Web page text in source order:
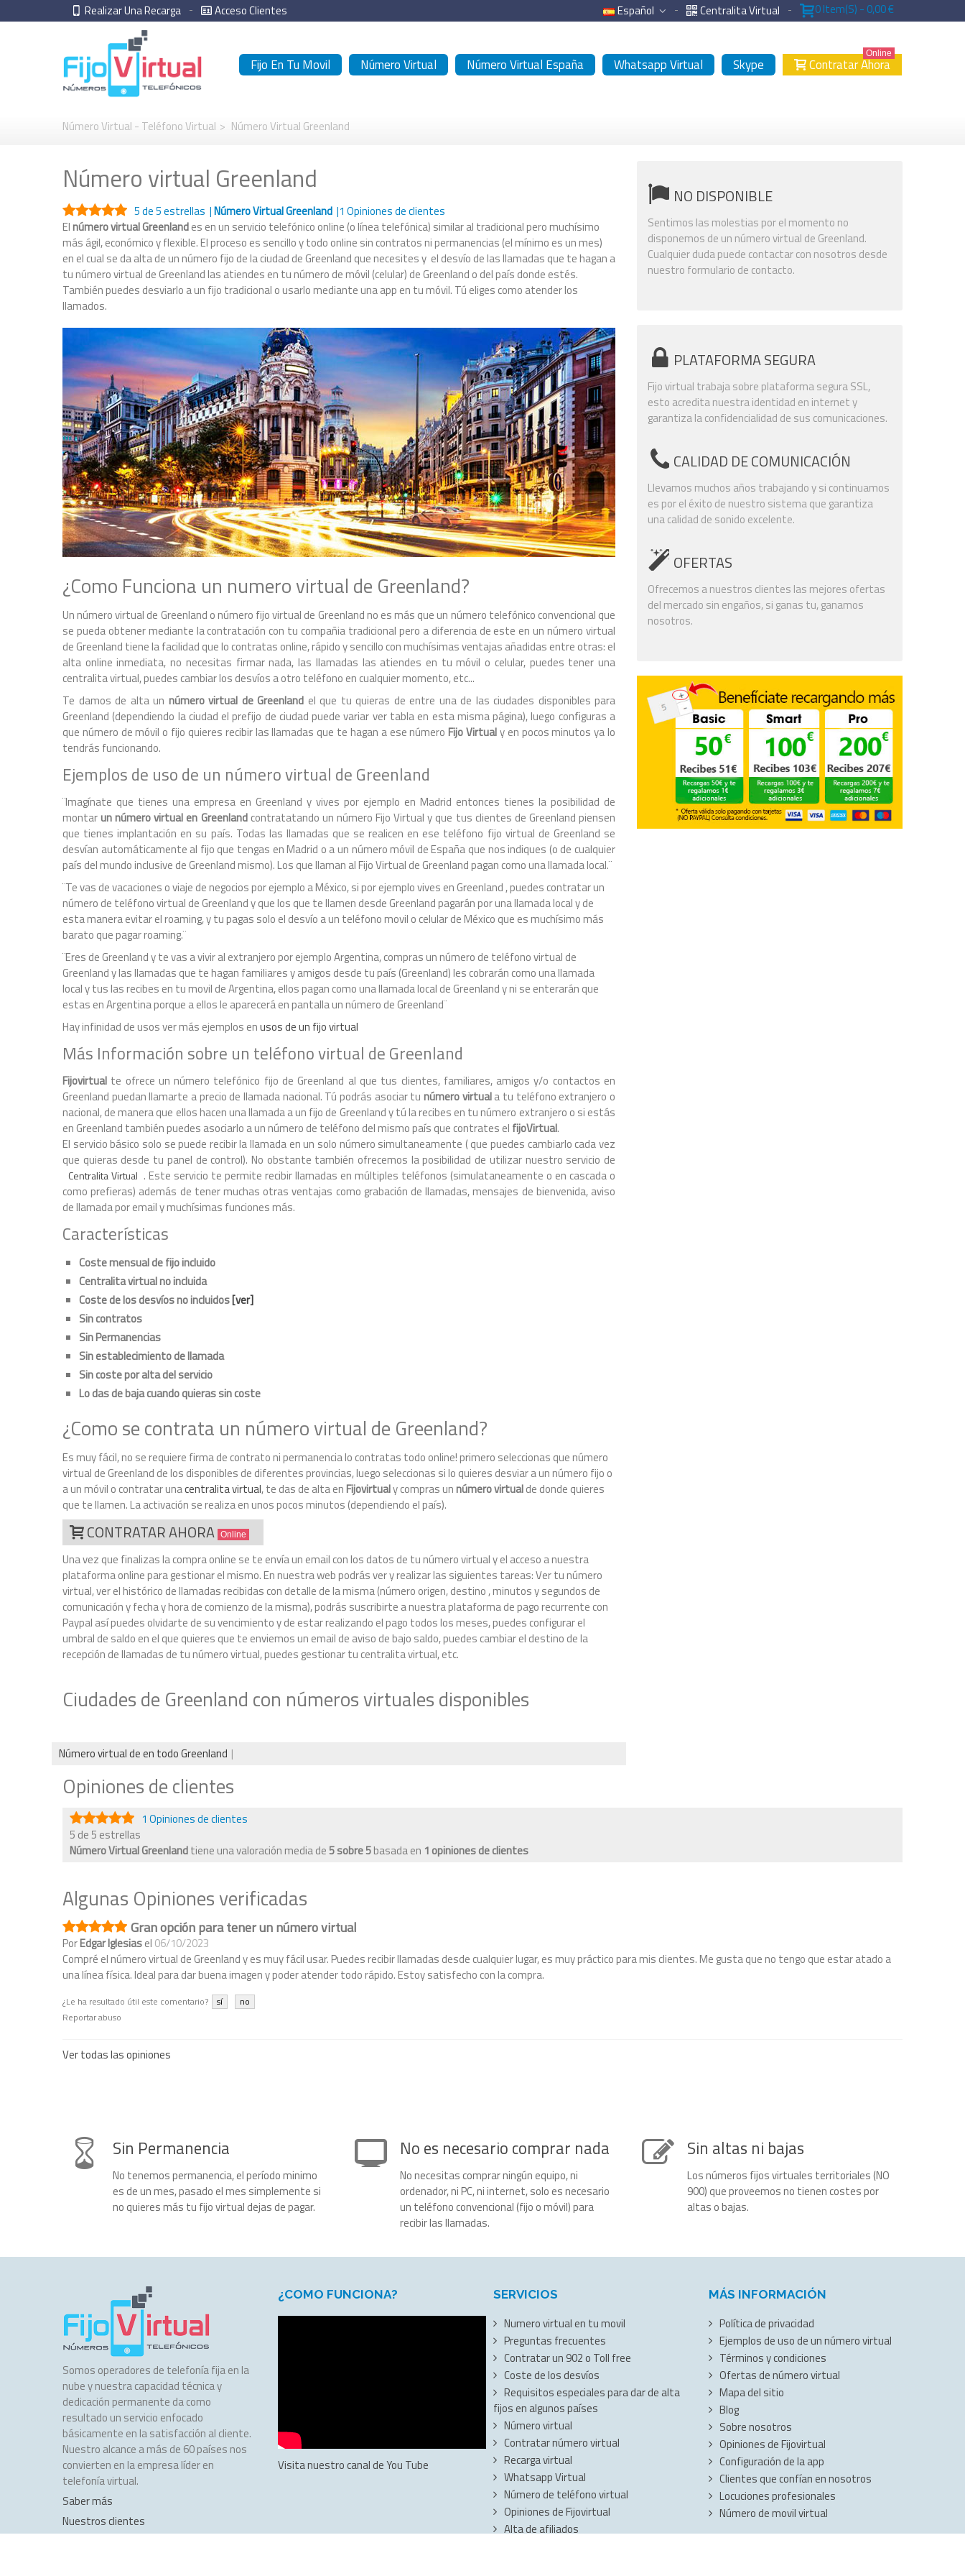
Realizar Una Recarga Acceso Clientes 0Item(s) - 0,00 €
Centralita Virtual
Español
Fijo En Tu Movil Número Virtual Número Virtual España Whatsapp Virtual Skype Contratar Ahora
Online
Número Virtual - Teléfono Virtual > Número Virtual Greenland
Número virtual Greenland
5de 5 estrellas |Número Virtual Greenland |1 Opiniones de clientes
Elnúmero virtual Greenlandes en un servicio telefónico online (o línea telefónica) similar al tradicional pero muchísimo
más ágil, económico y flexible. El proceso es sencillo y todo online sin contratos ni permanencias (el mínimo es un mes)
en el cual se da alta de un número fijo de la ciudad de Greenland que necesites y el desvío de las llamadas que te hagan a
tu número virtual de Greenland las atiendes en tu número de móvil (celular) de Greenland o del país donde estés.
También puedes desviarlo a un fijo tradicional o usarlo mediante una app en tu móvil. Tú eliges como atender los
llamados.
¿Como Funciona un numero virtual de Greenland?
Un número virtual de Greenland o número fijo virtual de Greenland no es más que un número telefónico convencional que
se pueda obtener mediante la contratación con tu compañia tradicional pero a diferencia de este en un número virtual
de Greenland tiene la facilidad que lo contratas online, rápido y sencillo con muchísimas ventajas añadidas entre otras: el
alta online inmediata, no necesitas firmar nada, las llamadas las atiendes en tu móvil o celular, puedes tener una
centralita virtual, puedes cambiar los desvíos a otro teléfono en cualquier momento, etc...
Te damos de alta un número virtual de Greenland el que tu quieras de entre una de las ciudades disponibles para
Greenland (dependiendo la ciudad el prefijo de ciudad puede variar ver tabla en esta misma página), luego configuras a
que número de móvil o fijo quieres recibir las llamadas que te hagan a ese númeroFijo Virtualy en pocos minutos ya lo
tendrás funcionando.
Ejemplos de uso de un número virtual de Greenland
¨Imagínate que tienes una empresa en Greenland y vives por ejemplo en Madrid entonces tienes la posibilidad de
montarun número virtual en Greenlandcontratatando un número Fijo Virtual y que tus clientes de Greenland piensen
que tienes implantación en su país. Todas las llamadas que se realicen en ese teléfono fijo virtual de Greenland se
desvían automáticamente al fijo que tengas en Madrid o a un número móvil de España que nos indiques (o de cualquier
país del mundo inclusive de Greenland mismo). Los que llaman al Fijo Virtual de Greenland pagan como una llamada local.¨
¨Te vas de vacaciones o viaje de negocios por ejemplo a México, si por ejemplo vives en Greenland , puedes contratar un
número de teléfono virtual de Greenland y que los que te llamen desde Greenland pagarán por una llamada local y de
esta manera evitar el roaming, y tu pagas solo el desvío a un teléfono movil o celular de México que es muchísimo más
barato que pagar roaming.¨
¨Eres de Greenland y te vas a vivir al extranjero por ejemplo Argentina, compras un número de teléfono virtual de
Greenland y las llamadas que te hagan familiares y amigos desde tu país (Greenland) les cobrarán como una llamada
local y tus las recibes en tu movil de Argentina, ellos pagan como una llamada local de Greenland y ni se enterarán que
estas en Argentina porque a ellos le aparecerá en pantalla un número de Greenland¨
Hay infinidad de usos ver más ejemplos enusos de un fijo virtual
Más Información sobre un teléfono virtual de Greenland
Fijovirtual te ofrece un número telefónico fijo de Greenland al que tus clientes, familiares, amigos y/o contactos en
Greenland puedan llamarte a precio de llamada nacional. Tú podrás asociar tu número virtuala tu teléfono extranjero o
nacional, de manera que ellos hacen una llamada a un fijo de Greenland y tú la recibes en tu número extranjero o si estás
en Greenland también puedes asociarlo a un número de teléfono del mismo país que contrates el fijoVirtual.
El servicio básico solo se puede recibir la llamada en un solo número simultaneamente ( que puedes cambiarlo cada vez
que quieras desde tu panel de control). No obstante también ofrecemos la posibilidad de utilizar nuestro servicio de
Centralita Virtual . Este servicio te permite recibir llamadas en múltiples teléfonos (simulataneamente o en cascada o
como prefieras) además de tener muchas otras ventajas como grabación de llamadas, mensajes de bienvenida, aviso
de llamada por email y muchísimas funciones más.
Características
Coste mensual de fijo incluido
Centralita virtual no incluida
Coste de los desvíos no incluidos[ver]
Sin contratos
Sin Permanencias
Sin establecimiento de llamada
Sin coste por alta del servicio
Lo das de baja cuando quieras sin coste
¿Como se contrata un número virtual de Greenland?
Es muy fácil, no se requiere firma de contrato ni permanencia lo contratas todo online! primero seleccionas que número
virtual de Greenland de los disponibles de diferentes provincias, luego seleccionas si lo quieres desviar a un número fijo o
a un móvil o contratar unacentralita virtual, te das de alta enFijovirtualy compras unnúmero virtualde donde quieres
que te llamen. La activación se realiza en unos pocos minutos (dependiendo el país).
CONTRATAR AHORA Online
Una vez que finalizas la compra online se te envía un email con los datos de tu número virtual y el acceso a nuestra
plataforma online para gestionar el mismo. En nuestra web podrás ver y realizar las siguientes tareas: Ver tu número
virtual, ver el histórico de llamadas recibidas con detalle de la misma (número origen, destino , minutos y segundos de
comunicación y fecha y hora de comienzo de la misma), podrás suscribirte a nuestra plataforma de pago recurrente con
Paypal así puedes olvidarte de su vencimiento y de estar realizando el pago todos los meses, puedes configurar el
umbral de saldo en el que quieres que te enviemos un email de aviso de bajo saldo, puedes cambiar el destino de la
recepción de llamadas de tu número virtual, puedes gestionar tu centralita virtual, etc.
Ciudades de Greenland con números virtuales disponibles
Número virtual de en todo Greenland
NO DISPONIBLE
Sentimos las molestias por el momento no
disponemos de un número virtual de Greenland.
Cualquier duda puede contactar con nosotros desde
nuestro formulario de contacto.
PLATAFORMA SEGURA
Fijo virtual trabaja sobre plataforma segura SSL,
esto acredita nuestra identidad en internet y
garantiza la confidencialidad de sus comunicaciones.
CALIDAD DE COMUNICACIÓN
Llevamos muchos años trabajando y si continuamos
es por el éxito de nuestro sistema que garantiza
una calidad de sonido excelente.
OFERTAS
Ofrecemos a nuestros clientes las mejores ofertas
del mercado sin engaños, si ganas tu, ganamos
nosotros.
Opiniones de clientes
1 Opiniones de clientes
5 de 5 estrellas
Número Virtual Greenlandtiene una valoración media de5sobre5basada en 1 opiniones de clientes
Algunas Opiniones verificadas
Gran opción para tener un número virtual
PorEdgar Iglesiasel 06/10/2023
Compré el número virtual de Greenland y es muy fácil usar. Puedes recibir llamadas desde cualquier lugar, es muy práctico para mis clientes. Me gusta que no tengo que estar atado a
una línea física. Ideal para dar buena imagen y poder atender todo rápido. Estoy satisfecho con la compra.
¿Le ha resultado útil este comentario? sí
no
Reportar abuso
Ver todas las opiniones
Sin Permanencia
No tenemos permanencia, el período minimo
es de un mes, pasado el mes simplemente si
no quieres más tu fijo virtual dejas de pagar.
No es necesario comprar nada
No necesitas comprar ningún equipo, ni
ordenador, ni PC, ni internet, solo es necesario
un teléfono convencional (fijo o móvil) para
recibir las llamadas.
Sin altas ni bajas
Los números fijos virtuales territoriales (NO
900) que proveemos no tienen costes por
altas o bajas.
Somos operadores de telefonía fija en la
nube y nuestra capacidad técnica y
dedicación permanente da como
resultado un servicio enfocado
básicamente en la satisfacción al cliente.
Nuestro alcance a más de 60 países nos
convierten en la empresa líder en
telefonía virtual.
Saber más
Nuestros clientes
¿COMO FUNCIONA?
Visita nuestro canal de You Tube
SERVICIOS
Numero virtual en tu movil
Preguntas frecuentes
Contratar un 902 o Toll free
Coste de los desvíos
Requisitos especiales para dar de alta
fijos en algunos países
Número virtual
Contratar número virtual
Recarga virtual
Whatsapp Virtual
Número de teléfono virtual
Opiniones de Fijovirtual
Alta de afiliados
MÁS INFORMACIÓN
Política de privacidad
Ejemplos de uso de un número virtual
Términos y condiciones
Ofertas de número virtual
Mapa del sitio
Blog
Sobre nosotros
Opiniones de Fijovirtual
Configuración de la app
Clientes que confían en nosotros
Locuciones profesionales
Número de movil virtual